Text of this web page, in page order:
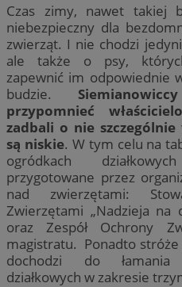
Czas zimy, nawet takiej
niebezpieczny dla
zwierząt. I nie chodzi
ale także o psy,
zapewnić im odpowiednie
budzie.
przypomnieć
zadbali o nie
są niskie. W tym celu na
ogródkach
przygotowane przez
nad zwierzętami:
Zwierzętami „Nadzieja na
oraz Zespół Ochrony
magistratu. Ponadto
dochodzi do łamania
działkowych w zakresie